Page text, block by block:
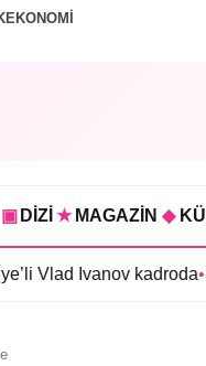
EKONOMİ
▣ DİZİ ★ MAGAZİN ◆
kadroda•3 bölümü